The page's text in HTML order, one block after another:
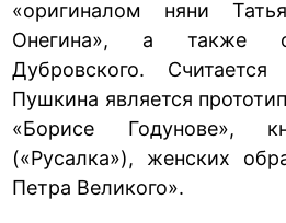
«оригиналом няни
Онегина», а также
Дубровского.
Пушкина является
«Борисе Годунове»,
(«Русалка»), женских
Петра Великого».